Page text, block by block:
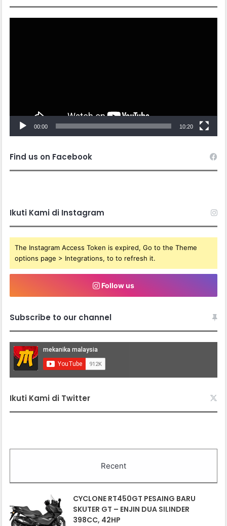
00:00 10:20
Find us on Facebook
Ikuti Kami di Instagram
The Instagram Access Token is expired, Go to the Theme
options page > Integrations, to to refresh it.
Follow us
Subscribe to our channel
Ikuti Kami di Twitter
Recent
CYCLONE RT450GT PESAING BARU
SKUTER GT – ENJIN DUA SILINDER
398CC, 42HP